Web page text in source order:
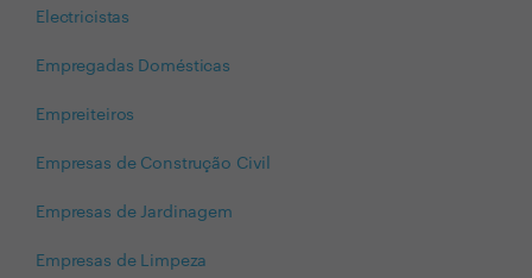
Electricistas
Empregadas Domésticas
Empreiteiros
Empresas de Construção Civil
Empresas de Jardinagem
Empresas de Limpeza